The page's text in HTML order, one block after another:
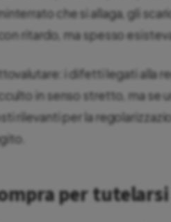
che si allaga, gli
ritardo, ma spesso
i difetti legati alla
in senso stretto, ma se
rilevanti per la
per